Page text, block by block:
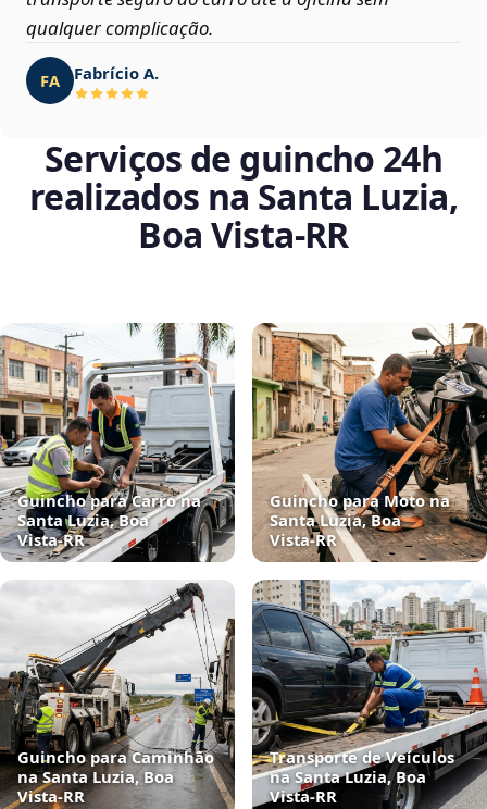
qualquer complicação.
FA Fabrício A.
Serviços de guincho 24h
realizados na Santa Luzia,
Boa Vista‑RR
Guincho para Carro na
Santa Luzia, Boa
Vista‑RR
Guincho para Moto na
Santa Luzia, Boa
Vista‑RR
Guincho para Caminhão
na Santa Luzia, Boa
Vista‑RR
Transporte de Veículos
na Santa Luzia, Boa
Vista‑RR